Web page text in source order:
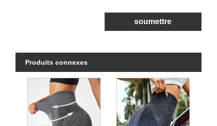
soumettre
Produits connexes